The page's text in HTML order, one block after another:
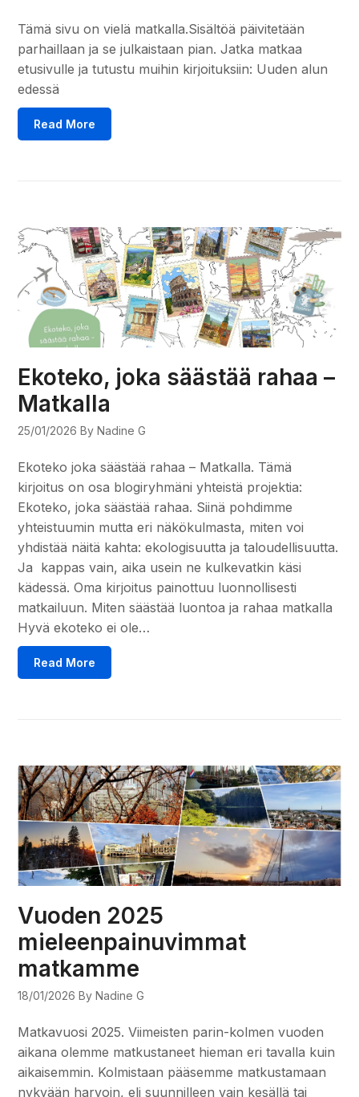
Tämä sivu on vielä matkalla.Sisältöä päivitetään
parhaillaan ja se julkaistaan pian. Jatka matkaa
etusivulle ja tutustu muihin kirjoituksiin: Uuden alun
edessä
Read More
Ekoteko, joka säästää rahaa –
Matkalla
25/01/2026 By Nadine G
Ekoteko joka säästää rahaa – Matkalla. Tämä
kirjoitus on osa blogiryhmäni yhteistä projektia:
Ekoteko, joka säästää rahaa. Siinä pohdimme
yhteistuumin mutta eri näkökulmasta, miten voi
yhdistää näitä kahta: ekologisuutta ja taloudellisuutta.
Ja kappas vain, aika usein ne kulkevatkin käsi
kädessä. Oma kirjoitus painottuu luonnollisesti
matkailuun. Miten säästää luontoa ja rahaa matkalla
Hyvä ekoteko ei ole…
Read More
Vuoden 2025
mieleenpainuvimmat
matkamme
18/01/2026 By Nadine G
Matkavuosi 2025. Viimeisten parin-kolmen vuoden
aikana olemme matkustaneet hieman eri tavalla kuin
aikaisemmin. Kolmistaan pääsemme matkustamaan
nykyään harvoin, eli suunnilleen vain kesällä tai